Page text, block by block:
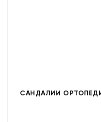
САНДАЛИИ